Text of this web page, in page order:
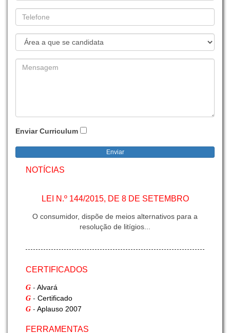
Enviar Curriculum
Enviar
NOTÍCIAS
LEI N.º 144/2015, DE 8 DE SETEMBRO
O consumidor, dispõe de meios alternativos para a
resolução de litígios...
INFORMAÇÃO G-FREIGHT - II
CERTIFICADOS
G - Alvará
G - Certificado
G - Aplauso 2007
FERRAMENTAS